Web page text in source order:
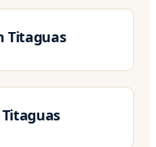
Titaguas